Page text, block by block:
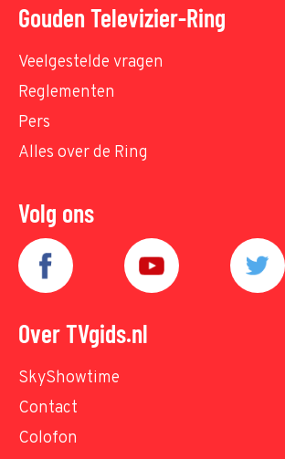
Gouden Televizier-Ring
Veelgestelde vragen
Reglementen
Pers
Alles over de Ring
Volg ons
Over TVgids.nl
SkyShowtime
Contact
Colofon